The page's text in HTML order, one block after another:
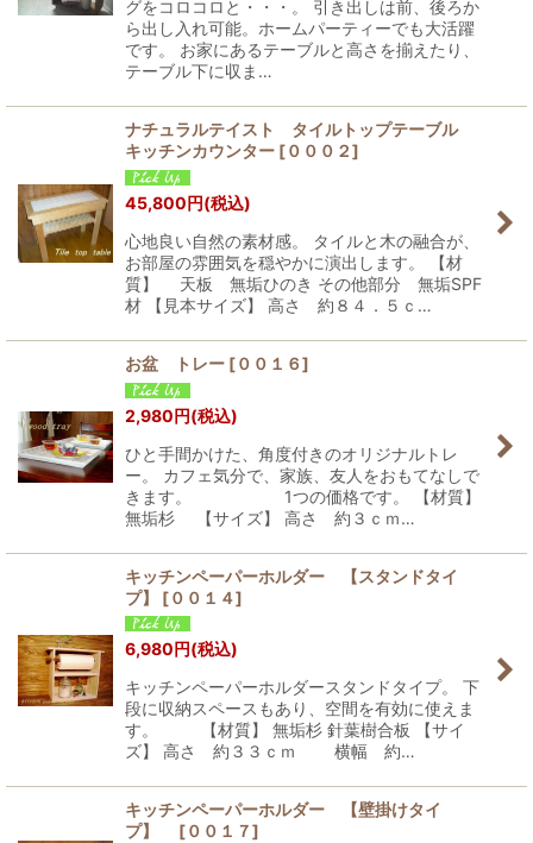
グをコロコロと・・・。 引き出しは前、後ろか
ら出し入れ可能。ホームパーティーでも大活躍
です。 お家にあるテーブルと高さを揃えたり、
テーブル下に収ま…
ナチュラルテイスト タイルトップテーブル
キッチンカウンター [０００２]
45,800円(税込)
心地良い自然の素材感。 タイルと木の融合が、
お部屋の雰囲気を穏やかに演出します。 【材
質】 天板 無垢ひのき その他部分 無垢SPF
材 【見本サイズ】 高さ 約８４．５ｃ…
お盆 トレー [００１６]
2,980円(税込)
ひと手間かけた、角度付きのオリジナルトレ
ー。 カフェ気分で、家族、友人をおもてなしで
きます。 1つの価格です。 【材質】
無垢杉 【サイズ】 高さ 約３ｃｍ…
キッチンペーパーホルダー 【スタンドタイ
プ】
[００１４]
6,980円(税込)
キッチンペーパーホルダースタンドタイプ。 下
段に収納スペースもあり、空間を有効に使えま
す。 【材質】 無垢杉 針葉樹合板 【サイ
ズ】 高さ 約３３ｃｍ 横幅 約…
キッチンペーパーホルダー 【壁掛けタイ
プ】
[００１７]